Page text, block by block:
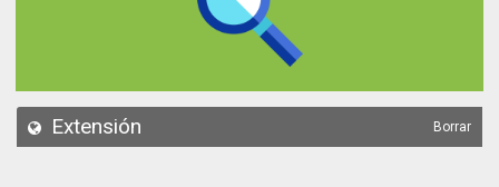
API
Extensión Borrar